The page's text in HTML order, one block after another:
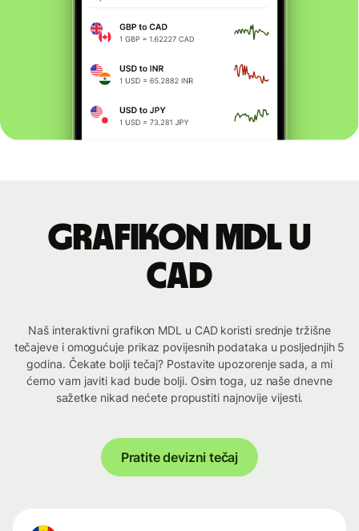
Grafikon MDL u
CAD
Naš interaktivni grafikon MDL u CAD koristi srednje tržišne
tečajeve i omogućuje prikaz povijesnih podataka u posljednjih 5
godina. Čekate bolji tečaj? Postavite upozorenje sada, a mi
ćemo vam javiti kad bude bolji. Osim toga, uz naše dnevne
sažetke nikad nećete propustiti najnovije vijesti.
Pratite devizni tečaj